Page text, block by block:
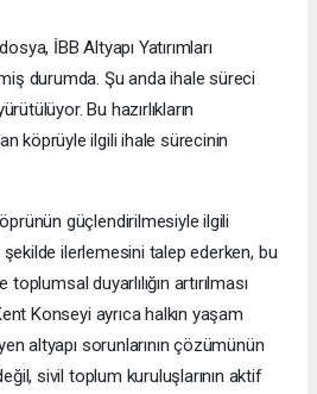
İBB Altyapı Yatırımları
durumda. Şu anda ihale süreci
Bu hazırlıkların
köprüyle ilgili ihale sürecinin
güçlendirilmesiyle ilgili
ilerlemesini talep ederken, bu
duyarlılığın artırılması
Konseyi ayrıca halkın yaşam
altyapı sorunlarının çözümünün
sivil toplum kuruluşlarının aktif